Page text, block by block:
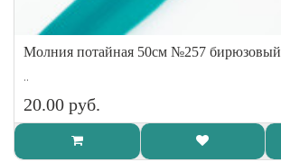
Молния потайная 50см №257 бирюзовый
..
20.00 руб.